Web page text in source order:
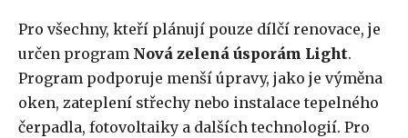
Pro všechny, kteří plánují pouze dílčí renovace, je
určen program Nová zelená úsporám Light.
Program podporuje menší úpravy, jako je výměna
oken, zateplení střechy nebo instalace tepelného
čerpadla, fotovoltaiky a dalších technologií. Pro